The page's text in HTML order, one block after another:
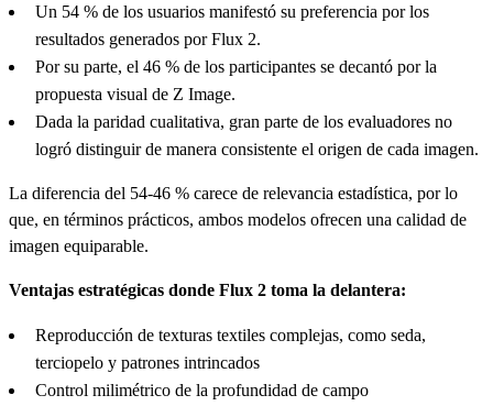
Un 54 % de los usuarios manifestó su preferencia por los
resultados generados por Flux 2.
Por su parte, el 46 % de los participantes se decantó por la
propuesta visual de Z Image.
Dada la paridad cualitativa, gran parte de los evaluadores no
logró distinguir de manera consistente el origen de cada imagen.
La diferencia del 54-46 % carece de relevancia estadística, por lo
que, en términos prácticos, ambos modelos ofrecen una calidad de
imagen equiparable.
Ventajas estratégicas donde Flux 2 toma la delantera:
Reproducción de texturas textiles complejas, como seda,
terciopelo y patrones intrincados
Control milimétrico de la profundidad de campo